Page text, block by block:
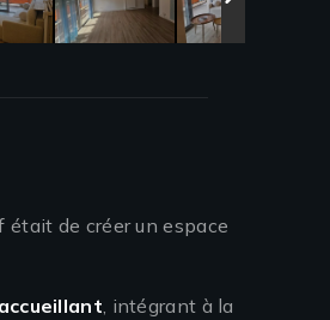
était de créer un espace
, intégrant à la